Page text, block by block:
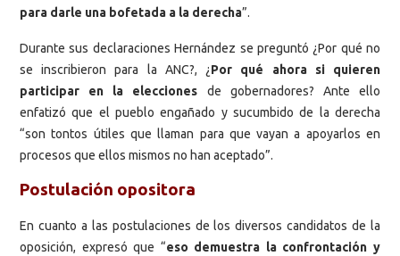
para darle una bofetada a la derecha”.
Durante sus declaraciones Hernández se preguntó ¿Por qué no
se inscribieron para la ANC?, ¿Por qué ahora si quieren
participar en la elecciones de gobernadores? Ante ello
enfatizó que el pueblo engañado y sucumbido de la derecha
“son tontos útiles que llaman para que vayan a apoyarlos en
procesos que ellos mismos no han aceptado”.
Postulación opositora
En cuanto a las postulaciones de los diversos candidatos de la
oposición, expresó que “eso demuestra la confrontación y